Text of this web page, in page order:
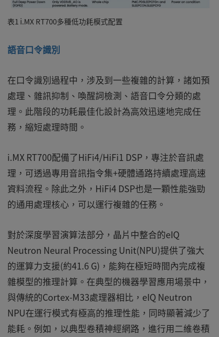
表1 i.MX RT700多種低功耗模式配置
語音口令識別
在口令識別過程中，涉及到一些複雜的計算，諸如預
處理、雜訊抑制、喚醒詞檢測、語音口令分類的處
理。此階段的功耗最佳化設計為高效迅速地完成任
務，縮短處理時間。
i.MX RT700配備了HiFi4/HiFi1 DSP，專注於音訊處
理，可透過專用音訊指令集+硬體通路持續處理高速
資料流程。除此之外，HiFi4 DSP也是一顆性能強勁
的通用處理核心，可以運行複雜的任務。
對於深度學習演算法部分，晶片中整合的eIQ
Neutron Neural Processing Unit(NPU)提供了強大
的運算力支援(約41.6 G)，能夠在極短時間內完成複
雜模型的推理計算。在典型的機器學習應用場景中，
與傳統的Cortex-M33處理器相比，eIQ Neutron
NPU在運行模式有極高的推理性能，同時顯著減少了
能耗。例如，以典型卷積神經網路，進行用二維卷積